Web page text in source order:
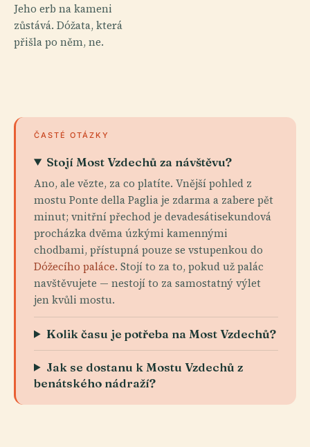
Jeho erb na kameni
zůstává. Dóžata, která
přišla po něm, ne.
ČASTÉ OTÁZKY
Stojí Most Vzdechů za návštěvu?
Ano, ale vězte, za co platíte. Vnější pohled z
mostu Ponte della Paglia je zdarma a zabere pět
minut; vnitřní přechod je devadesátisekundová
procházka dvěma úzkými kamennými
chodbami, přístupná pouze se vstupenkou do
Dóžecího paláce. Stojí to za to, pokud už palác
navštěvujete — nestojí to za samostatný výlet
jen kvůli mostu.
Kolik času je potřeba na Most Vzdechů?
Jak se dostanu k Mostu Vzdechů z
benátského nádraží?